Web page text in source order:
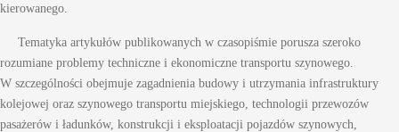
kierowanego.
Tematyka artykułów publikowanych w czasopiśmie porusza szeroko
rozumiane problemy techniczne i ekonomiczne transportu szynowego.
W szczególności obejmuje zagadnienia budowy i utrzymania infrastruktury
kolejowej oraz szynowego transportu miejskiego, technologii przewozów
pasażerów i ładunków, konstrukcji i eksploatacji pojazdów szynowych,